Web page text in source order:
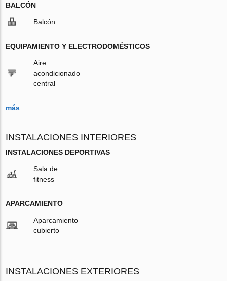
BALCÓN
Balcón
EQUIPAMIENTO Y ELECTRODOMÉSTICOS
Aire
acondicionado
central
más
INSTALACIONES INTERIORES
INSTALACIONES DEPORTIVAS
Sala de
fitness
APARCAMIENTO
Aparcamiento
cubierto
INSTALACIONES EXTERIORES